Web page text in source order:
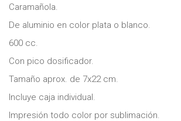
Caramañola.
De aluminio en color plata o blanco.
600 cc.
Con pico dosificador.
Tamaño aprox. de 7x22 cm.
Incluye caja individual.
Impresión todo color por sublimación.